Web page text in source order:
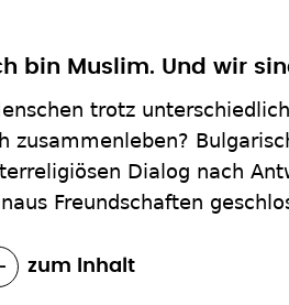
bin Muslim. Und wir
trotz
zusammenleben?
Dialog nach
Freundschaften
zum Inhalt